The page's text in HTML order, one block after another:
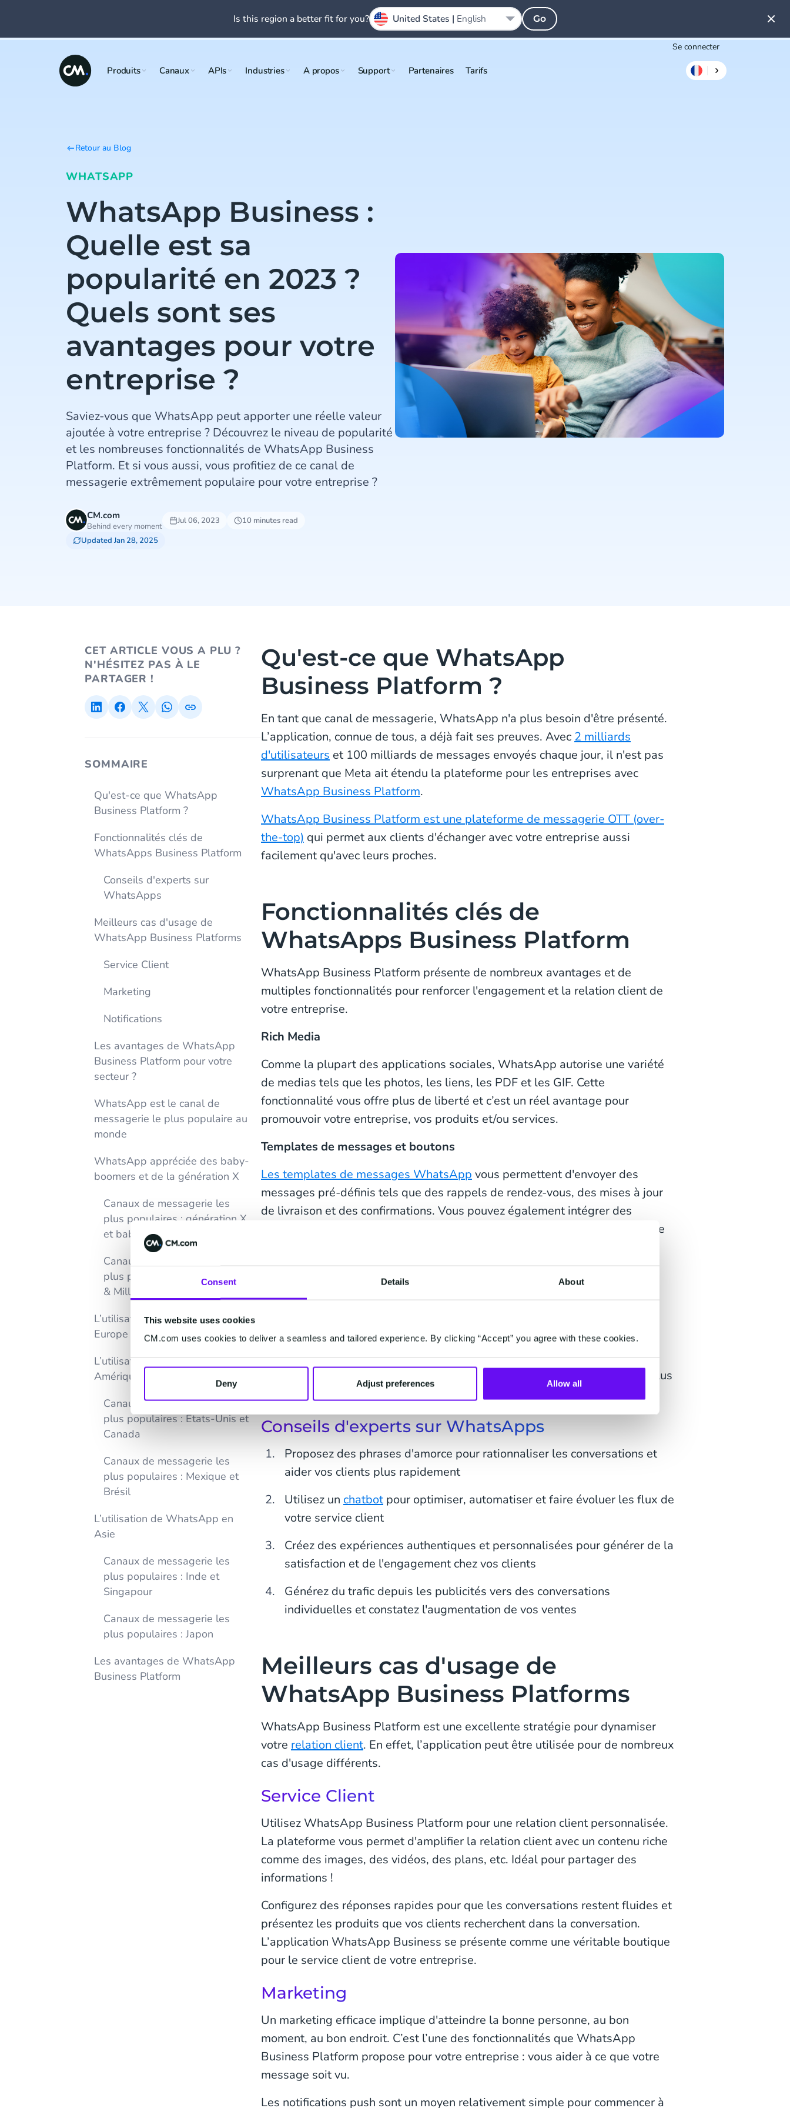
Consent Details About
This website uses cookies
CM.com uses cookies to deliver a seamless and tailored experience. By clicking “Accept” you agree with these cookies.
Deny Adjust preferences Allow all
Se connecter
Produits Canaux APIs Industries A propos Support Partenaires Tarifs
Retour au Blog
WHATSAPP
WhatsApp Business :
Quelle est sa
popularité en 2023 ?
Quels sont ses
avantages pour votre
entreprise ?
Saviez-vous que WhatsApp peut apporter une réelle valeur
ajoutée à votre entreprise ? Découvrez le niveau de popularité
et les nombreuses fonctionnalités de WhatsApp Business
Platform. Et si vous aussi, vous profitiez de ce canal de
messagerie extrêmement populaire pour votre entreprise ?
CM.com
Behind every moment
Jul 06, 2023
10 minutes read
Updated Jan 28, 2025
CET ARTICLE VOUS A PLU ?
N'HÉSITEZ PAS À LE
PARTAGER !
SOMMAIRE
Qu'est-ce que WhatsApp
Business Platform ?
Fonctionnalités clés de
WhatsApps Business Platform
Conseils d'experts sur
WhatsApps
Meilleurs cas d'usage de
WhatsApp Business Platforms
Service Client
Marketing
Notifications
Les avantages de WhatsApp
Business Platform pour votre
secteur ?
WhatsApp est le canal de
messagerie le plus populaire au
monde
WhatsApp appréciée des baby-
boomers et de la génération X
Canaux de messagerie les
plus populaires : génération X
et baby-boomers
Canaux de messagerie les
plus populaires : Génération Z
& Millenials
L’utilisation de WhatsApp en
Europe
L’utilisation de WhatsApp en
Amérique
Canaux de messagerie les
plus populaires : États-Unis et
Canada
Canaux de messagerie les
plus populaires : Mexique et
Brésil
L’utilisation de WhatsApp en
Asie
Canaux de messagerie les
plus populaires : Inde et
Singapour
Canaux de messagerie les
plus populaires : Japon
Les avantages de WhatsApp
Business Platform
Qu'est-ce que WhatsApp
Business Platform ?
En tant que canal de messagerie, WhatsApp n'a plus besoin d'être présenté.
L’application, connue de tous, a déjà fait ses preuves. Avec 2 milliards
d'utilisateurs et 100 milliards de messages envoyés chaque jour, il n'est pas
surprenant que Meta ait étendu la plateforme pour les entreprises avec
WhatsApp Business Platform.
WhatsApp Business Platform est une plateforme de messagerie OTT (over-
the-top) qui permet aux clients d'échanger avec votre entreprise aussi
facilement qu'avec leurs proches.
Fonctionnalités clés de
WhatsApps Business Platform
WhatsApp Business Platform présente de nombreux avantages et de
multiples fonctionnalités pour renforcer l'engagement et la relation client de
votre entreprise.
Rich Media
Comme la plupart des applications sociales, WhatsApp autorise une variété
de medias tels que les photos, les liens, les PDF et les GIF. Cette
fonctionnalité vous offre plus de liberté et c’est un réel avantage pour
promouvoir votre entreprise, vos produits et/ou services.
Templates de messages et boutons
Les templates de messages WhatsApp vous permettent d'envoyer des
messages pré-définis tels que des rappels de rendez-vous, des mises à jour
de livraison et des confirmations. Vous pouvez également intégrer des
boutons pour éviter de réinventer la roue à chaque message. Les boutons de
peuvent sélectionner pour vous répondre sans écrire de réponse complète.
interactives de WhatsApp Business. Ils vous permettent de présenter et de
partager vos produits et services directement dans l'application. Ainsi, vos
clients peuvent voir les produits de votre entreprise et passer commande plus
facilement, sans même avoir besoin de quitter l’interface.
Conseils d'experts sur WhatsApps
Proposez des phrases d'amorce pour rationnaliser les conversations et
aider vos clients plus rapidement
Utilisez un chatbot pour optimiser, automatiser et faire évoluer les flux de
votre service client
Créez des expériences authentiques et personnalisées pour générer de la
satisfaction et de l'engagement chez vos clients
Générez du trafic depuis les publicités vers des conversations
individuelles et constatez l'augmentation de vos ventes
Meilleurs cas d'usage de
WhatsApp Business Platforms
WhatsApp Business Platform est une excellente stratégie pour dynamiser
votre relation client. En effet, l’application peut être utilisée pour de nombreux
cas d'usage différents.
Service Client
Utilisez WhatsApp Business Platform pour une relation client personnalisée.
La plateforme vous permet d'amplifier la relation client avec un contenu riche
comme des images, des vidéos, des plans, etc. Idéal pour partager des
informations !
Configurez des réponses rapides pour que les conversations restent fluides et
présentez les produits que vos clients recherchent dans la conversation.
L’application WhatsApp Business se présente comme une véritable boutique
pour le service client de votre entreprise.
Marketing
Un marketing efficace implique d'atteindre la bonne personne, au bon
moment, au bon endroit. C’est l’une des fonctionnalités que WhatsApp
Business Platform propose pour votre entreprise : vous aider à ce que votre
message soit vu.
Les notifications push sont un moyen relativement simple pour commencer à
Is this region a better fit for you? United States | English Go